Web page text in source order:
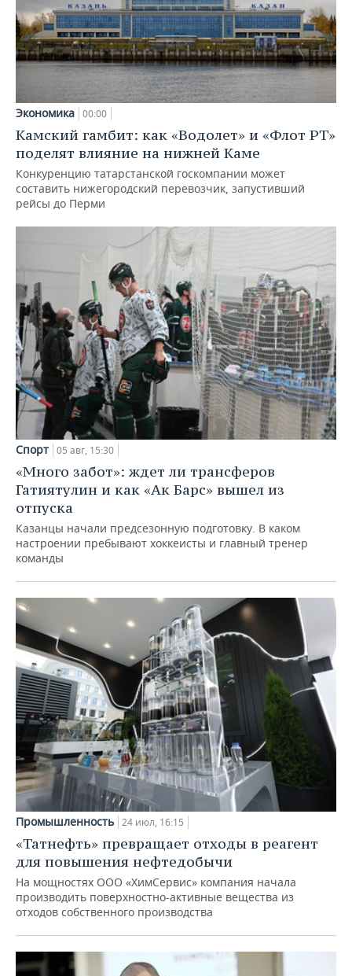
Экономика 00:00
Камский гамбит: как «Водолет» и «Флот РТ»
поделят влияние на нижней Каме
Конкуренцию татарстанской госкомпании может
составить нижегородский перевозчик, запустивший
рейсы до Перми
Спорт 05 авг, 15:30
«Много забот»: ждет ли трансферов
Гатиятулин и как «Ак Барс» вышел из
отпуска
Казанцы начали предсезонную подготовку. В каком
настроении пребывают хоккеисты и главный тренер
команды
Промышленность 24 июл, 16:15
«Татнефть» превращает отходы в реагент
для повышения нефтедобычи
На мощностях ООО «ХимСервис» компания начала
производить поверхностно-активные вещества из
отходов собственного производства